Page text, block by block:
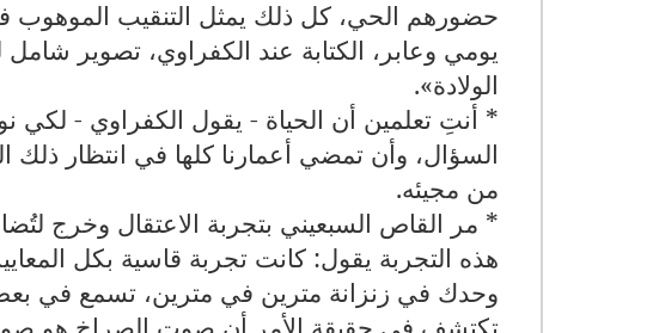
حضورهم الحي، كل ذلك يمثل التنقيب الموهوب
يومي وعابر، الكتابة عند الكفراوي، تصوير
الولادة.«
* أنتِ تعلمين أن الحياة - يقول الكفراوي - لكي
السؤال، وأن تمضي أعمارنا كلها في انتظار ذلك
من مجيئه.
* مر القاص السبعيني بتجربة الاعتقال وخرج
هذه التجربة يقول: كانت تجربة قاسية بكل
وحدك في زنزانة مترين في مترين، تسمع في